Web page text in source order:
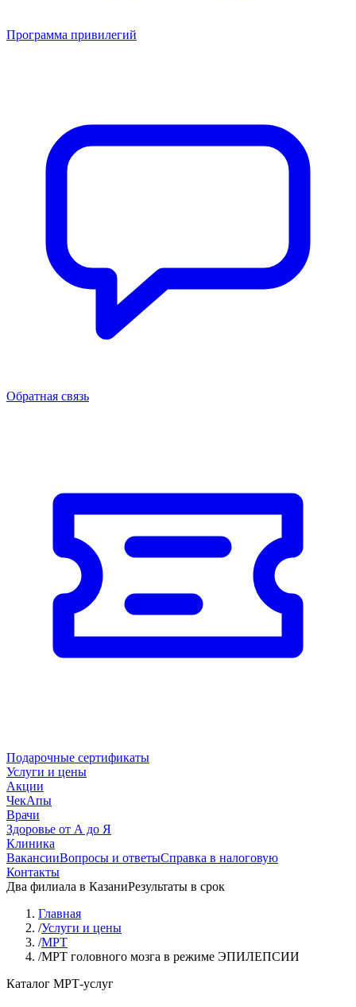
Программа привилегий
Обратная связь
Подарочные сертификаты
Услуги и цены
Акции
ЧекАпы
Врачи
Здоровье от А до Я
Клиника
ВакансииВопросы и ответыСправка в налоговую
Контакты
Два филиала в КазаниРезультаты в срок
Главная
/Услуги и цены
/МРТ
/МРТ головного мозга в режиме ЭПИЛЕПСИИ
Каталог МРТ-услуг